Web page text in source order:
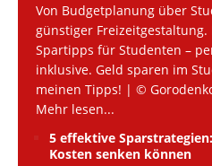
Von Budgetplanung über
günstiger
Spartipps für Studenten –
inklusive. Geld sparen im
meinen Tipps! | ©
Mehr lesen...
5 effektive
Kosten senken können